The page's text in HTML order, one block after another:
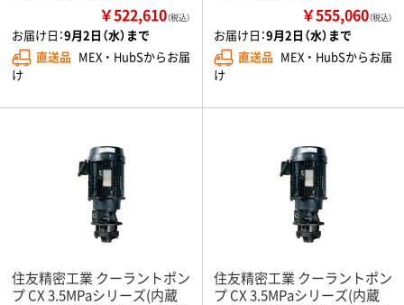
￥522,610（税込）
お届け日：9月2日（水）まで
直送品 MEX ・ HubSからお届
け
￥555,060（税込）
お届け日：9月2日（水）まで
直送品 MEX ・ HubSからお届
け
住友精密工業 クーラントポン
プ CX 3.5MPaシリーズ(内蔵
住友精密工業 クーラントポン
プ CX 3.5MPaシリーズ(内蔵